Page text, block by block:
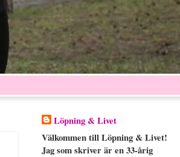
Löpning & Livet
Välkommen till Löpning & Livet!
Jag som skriver är en 33-årig